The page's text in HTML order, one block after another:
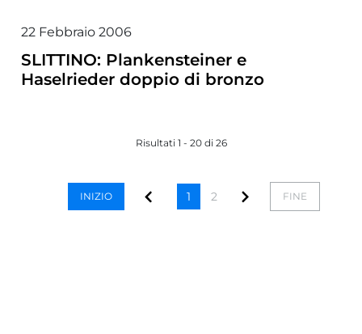
22 Febbraio 2006
SLITTINO: Plankensteiner e
Haselrieder doppio di bronzo
Risultati 1 - 20 di 26
INIZIO 1 2 FINE